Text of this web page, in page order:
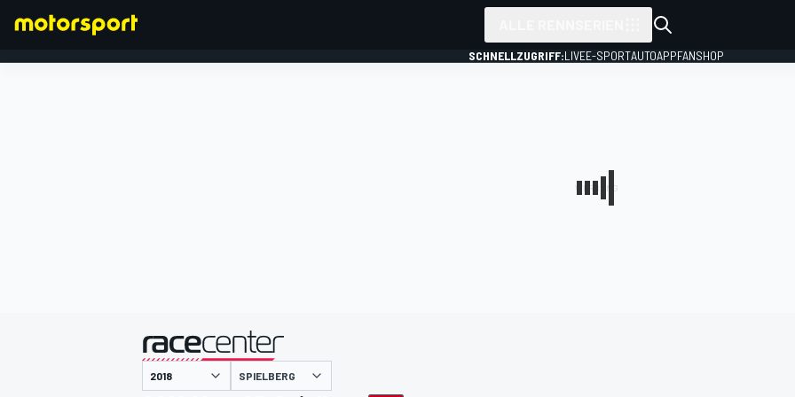
SCHNELLZUGRIFF:LIVEE-SPORTAUTOAPPFANSHOP
SPIELBERG